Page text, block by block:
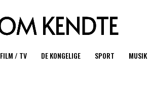
FILM / TV DE KONGELIGE SPORT MUSIK